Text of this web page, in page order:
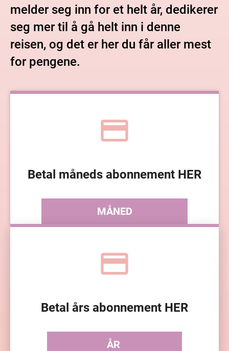
melder seg inn for et helt år, dedikerer
seg mer til å gå helt inn i denne
reisen, og det er her du får aller mest
for pengene.
credit_card
Betal måneds abonnement HER
MÅNED
credit_card
Betal års abonnement HER
ÅR